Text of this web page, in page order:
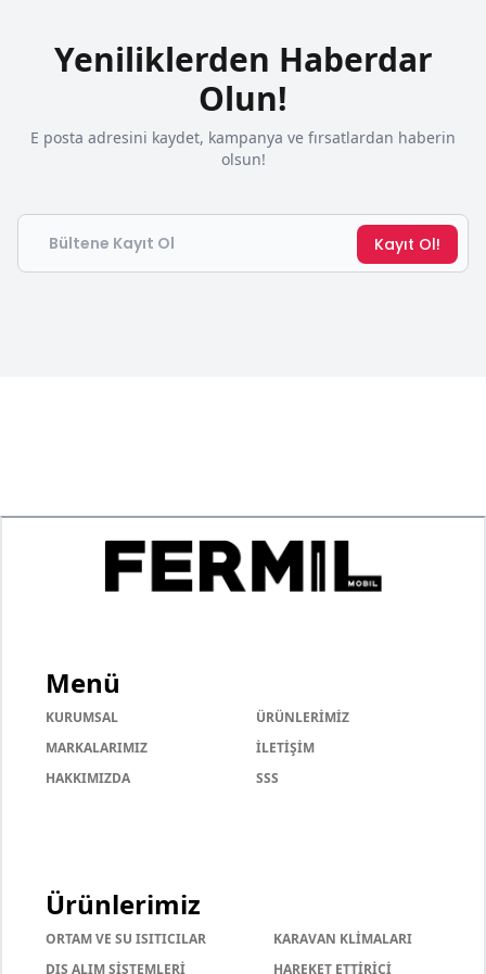
Yeniliklerden Haberdar
Olun!
E posta adresini kaydet, kampanya ve fırsatlardan haberin
olsun!
Email
Kayıt Ol!
Menü
KURUMSAL
ÜRÜNLERİMİZ
MARKALARIMIZ
İLETİŞİM
HAKKIMIZDA
SSS
Ürünlerimiz
ORTAM VE SU ISITICILAR
KARAVAN KLİMALARI
DIŞ ALIM SİSTEMLERİ
HAREKET ETTİRİCİ